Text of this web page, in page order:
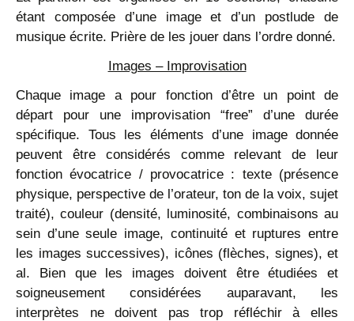
étant composée d’une image et d’un postlude de
musique écrite. Prière de les jouer dans l’ordre donné.
Images – Improvisation
Chaque image a pour fonction d’être un point de
départ pour une improvisation “free” d’une durée
spécifique. Tous les éléments d’une image donnée
peuvent être considérés comme relevant de leur
fonction évocatrice / provocatrice : texte (présence
physique, perspective de l’orateur, ton de la voix, sujet
traité), couleur (densité, luminosité, combinaisons au
sein d’une seule image, continuité et ruptures entre
les images successives), icônes (flèches, signes), et
al. Bien que les images doivent être étudiées et
soigneusement considérées auparavant, les
interprètes ne doivent pas trop réfléchir à elles